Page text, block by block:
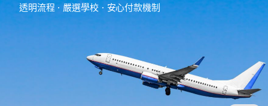
透明流程・嚴選學校・安心付款機制